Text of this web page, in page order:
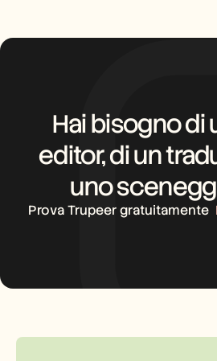
Hai bisogno di
editor, di un
uno
Prova Trupeer gratuitamente